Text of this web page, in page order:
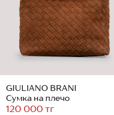
GIULIANO BRANI
Сумка на плечо
120 000 тг